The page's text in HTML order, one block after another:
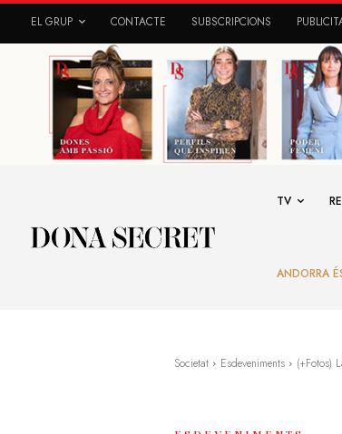
EL GRUP CONTACTE SUBSCRIPCIONS
TV
ANDORRA
Societat Esdeveniments (+Fotos)